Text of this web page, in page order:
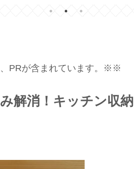
PRが含まれています。※※
解消！キッチン収納